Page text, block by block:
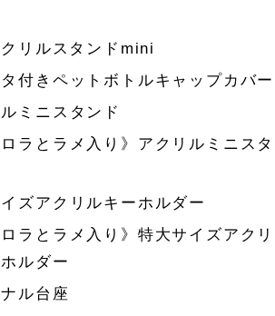
リルスタンドmini
付きペットボトルキャップカバー
ミニスタンド
ロラとラメ入り》アクリルミニスタ
ズアクリルキーホルダー
ロラとラメ入り》特大サイズアクリ
ルダー
ル台座